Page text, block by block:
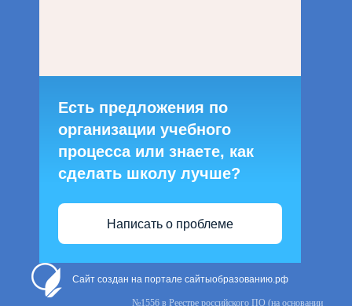
Есть предложения по
организации учебного
процесса или знаете, как
сделать школу лучше?
Написать о проблеме
Сайт создан на портале сайтыобразованию.рф
№1556 в Реестре российского ПО (на основании